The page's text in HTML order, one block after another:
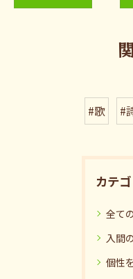
#歌 #
カテ
全て
入間
個性